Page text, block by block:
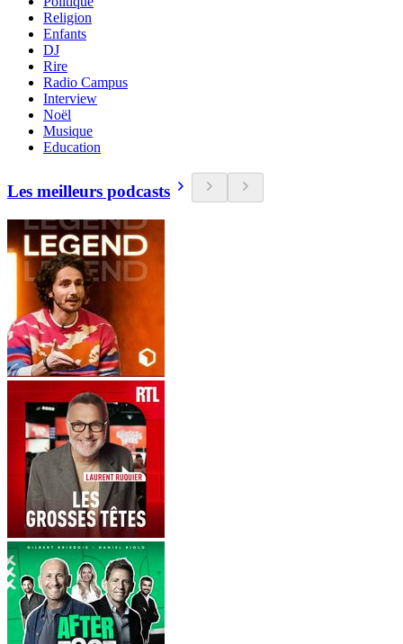
Religion
Enfants
DJ
Rire
Radio Campus
Interview
Noël
Musique
Education
Les meilleurs podcasts